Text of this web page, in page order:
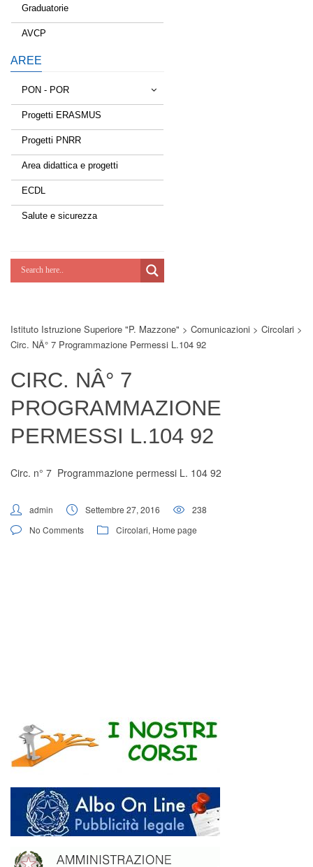
Graduatorie
AVCP
AREE
PON - POR
Tessere la rete
Estate a scuola
Scuola d'estate
Lab Green
Potenziamoci
Progetti ERASMUS
Progetti PNRR
Area didattica e progetti
ECDL
Salute e sicurezza
Istituto Istruzione Superiore "P. Mazzone" > Comunicazioni > Circolari >
Circ. NÂ° 7 Programmazione Permessi L.104 92
CIRC. NÂ° 7
PROGRAMMAZIONE
PERMESSI L.104 92
Circ. n° 7 Programmazione permessi L. 104 92
admin Settembre 27, 2016
238
No Comments
Circolari, Home page